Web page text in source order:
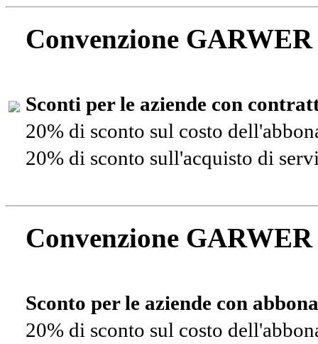
Convenzione
Sconti per le aziende con
20% di sconto sul costo
20% di sconto sull'acquisto di
Convenzione
Sconto per le aziende con
20% di sconto sul costo